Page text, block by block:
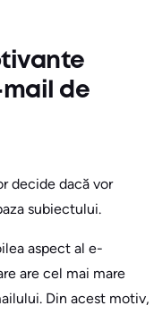
de
decide dacă vor
subiectului.
aspect al e-
are cel mai mare
Din acest motiv,